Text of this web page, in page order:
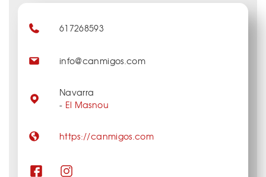
617268593
info@canmigos.com
Navarra
- El Masnou
https://canmigos.com